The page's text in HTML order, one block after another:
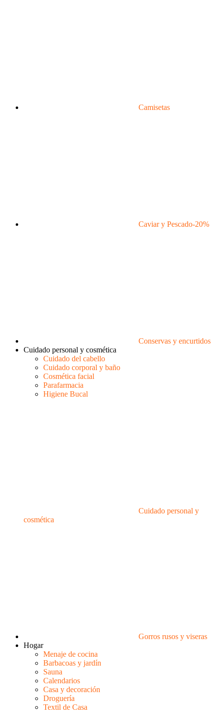
Camisetas
Caviar y Pescado-20%
Conservas y encurtidos
Cuidado personal y cosmética
Cuidado del cabello
Cuidado corporal y baño
Cosmética facial
Parafarmacia
Higiene Bucal
Cuidado personal y
cosmética
Gorros rusos y viseras
Hogar
Menaje de cocina
Barbacoas y jardín
Sauna
Calendarios
Casa y decoración
Droguería
Textil de Casa